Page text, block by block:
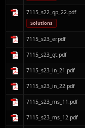
7115_s22_qp_22.pdf
Solutions
7115_s23_er.pdf
7115_s23_gt.pdf
7115_s23_in_21.pdf
7115_s23_in_22.pdf
7115_s23_ms_11.pdf
7115_s23_ms_12.pdf